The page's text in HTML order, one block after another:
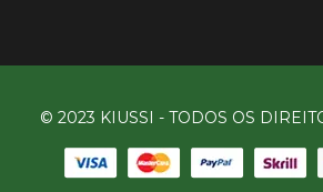
© 2023 KIUSSI - TODOS OS